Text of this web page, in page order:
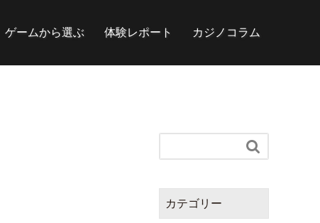
ゲームから選ぶ 体験レポート カジノコラム

カテゴリー